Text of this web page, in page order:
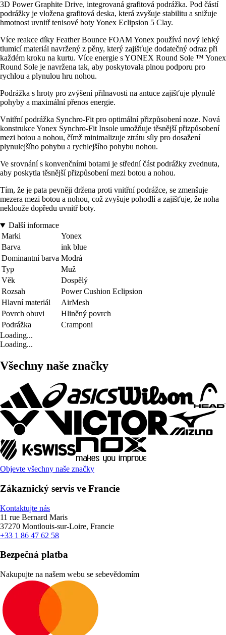
3D Power Graphite Drive, integrovaná grafitová podrážka. Pod částí
podrážky je vložena grafitová deska, která zvyšuje stabilitu a snižuje
hmotnost uvnitř tenisové boty Yonex Eclipsion 5 Clay.
Více reakce díky Feather Bounce FOAM Yonex používá nový lehký
tlumicí materiál navržený z pěny, který zajišťuje dodatečný odraz při
každém kroku na kurtu. Více energie s YONEX Round Sole ™ Yonex
Round Sole je navržena tak, aby poskytovala plnou podporu pro
rychlou a plynulou hru nohou.
Podrážka s hroty pro zvýšení přilnavosti na antuce zajišťuje plynulé
pohyby a maximální přenos energie.
Vnitřní podrážka Synchro-Fit pro optimální přizpůsobení noze. Nová
konstrukce Yonex Synchro-Fit Insole umožňuje těsnější přizpůsobení
mezi botou a nohou, čímž minimalizuje ztrátu síly pro dosažení
plynulejšího pohybu a rychlejšího pohybu nohou.
Ve srovnání s konvenčními botami je střední část podrážky zvednuta,
aby poskytla těsnější přizpůsobení mezi botou a nohou.
Tím, že je pata pevněji držena proti vnitřní podrážce, se zmenšuje
mezera mezi botou a nohou, což zvyšuje pohodlí a zajišťuje, že noha
neklouže dopředu uvnitř boty.
Další informace
Marki
Yonex
Barva
ink blue
Dominantní barva Modrá
Typ
Muž
Věk
Dospělý
Rozsah
Power Cushion Eclipsion
Hlavní materiál
AirMesh
Povrch obuvi
Hliněný povrch
Podrážka
Cramponi
Loading...
Loading...
Všechny naše značky
Objevte všechny naše značky
Zákaznický servis ve Francie
Kontaktujte nás
11 rue Bernard Maris
37270 Montlouis-sur-Loire, Francie
+33 1 86 47 62 58
Bezpečná platba
Nakupujte na našem webu se sebevědomím